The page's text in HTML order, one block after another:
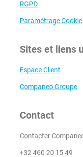
RGPD
Paramétrage Cookie
Sites et liens
Espace Client
Companeo Groupe
Contact
Contacter
+32 460 20 15 49